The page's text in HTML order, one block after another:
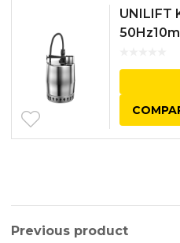
UNILIFT
Previous product